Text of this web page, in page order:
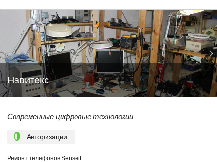
Навитекс
Современные цифровые технологии
Авторизации
Ремонт телефонов Senseit